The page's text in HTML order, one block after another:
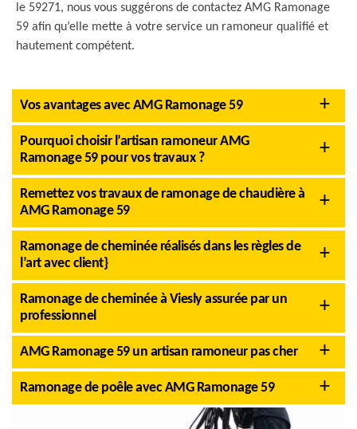
le 59271, nous vous suggérons de contactez AMG Ramonage
59 afin qu’elle mette à votre service un ramoneur qualifié et
hautement compétent.
Vos avantages avec AMG Ramonage 59
Pourquoi choisir l’artisan ramoneur AMG
Ramonage 59 pour vos travaux ?
Remettez vos travaux de ramonage de chaudière à
AMG Ramonage 59
Ramonage de cheminée réalisés dans les règles de
l’art avec client}
Ramonage de cheminée à Viesly assurée par un
professionnel
AMG Ramonage 59 un artisan ramoneur pas cher
Ramonage de poêle avec AMG Ramonage 59